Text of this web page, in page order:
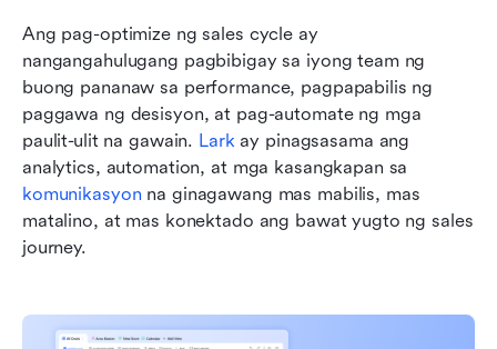
Ang pag-optimize ng sales cycle ay
nangangahulugang pagbibigay sa iyong team ng
buong pananaw sa performance, pagpapabilis ng
paggawa ng desisyon, at pag-automate ng mga
paulit-ulit na gawain. Lark ay pinagsasama ang
komunikasyon na ginagawang mas mabilis, mas
matalino, at mas konektado ang bawat yugto ng sales
journey.